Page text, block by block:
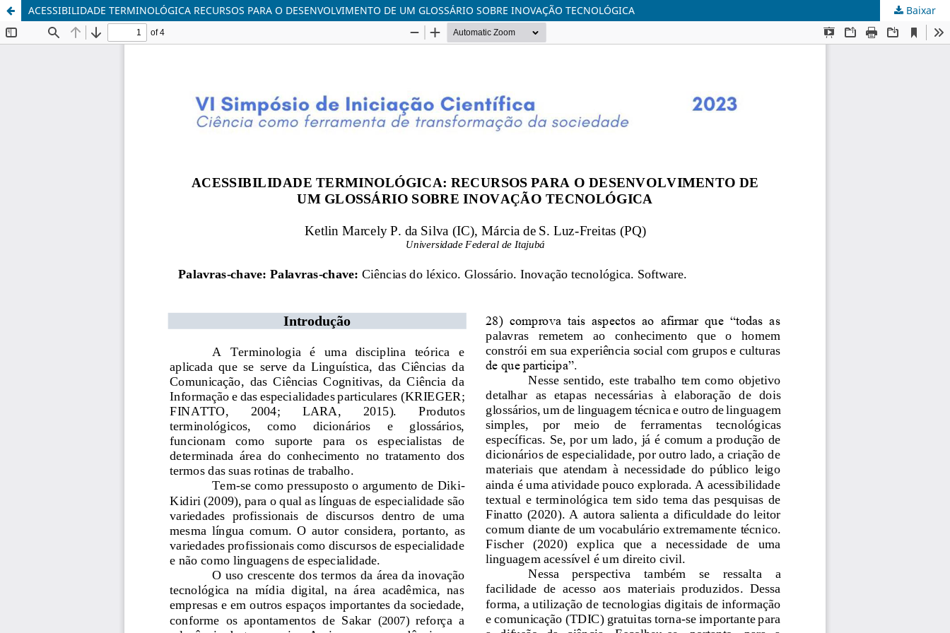
ACESSIBILIDADE TERMINOLÓGICA RECURSOS PARA O DESENVOLVIMENTO DE UM GLOSSÁRIO SOBRE INOVAÇÃO TECNOLÓGICA Baixar